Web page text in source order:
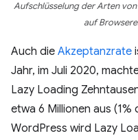
Aufschlüsselung der Arten
auf
Auch die Akzeptanzrate
Jahr, im Juli 2020,
Lazy Loading
etwa 6 Millionen aus (1%
WordPress wird Lazy